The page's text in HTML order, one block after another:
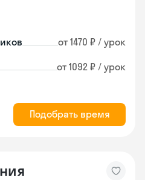
от 1470 ₽ / урок
от 1092 ₽ / урок
Подобрать время